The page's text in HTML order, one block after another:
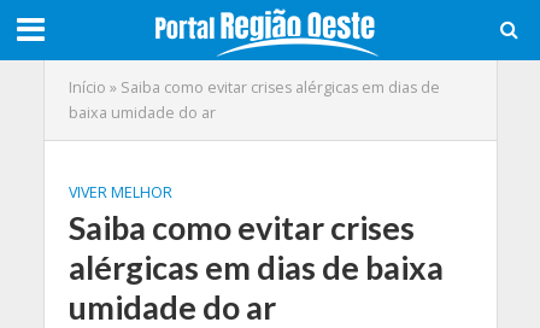
Início » Saiba como evitar crises alérgicas em dias de
baixa umidade do ar
VIVER MELHOR
Saiba como evitar crises
alérgicas em dias de baixa
umidade do ar